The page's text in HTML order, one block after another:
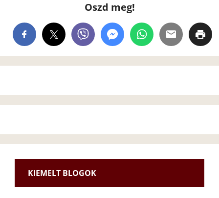
Oszd meg!
KIEMELT BLOGOK